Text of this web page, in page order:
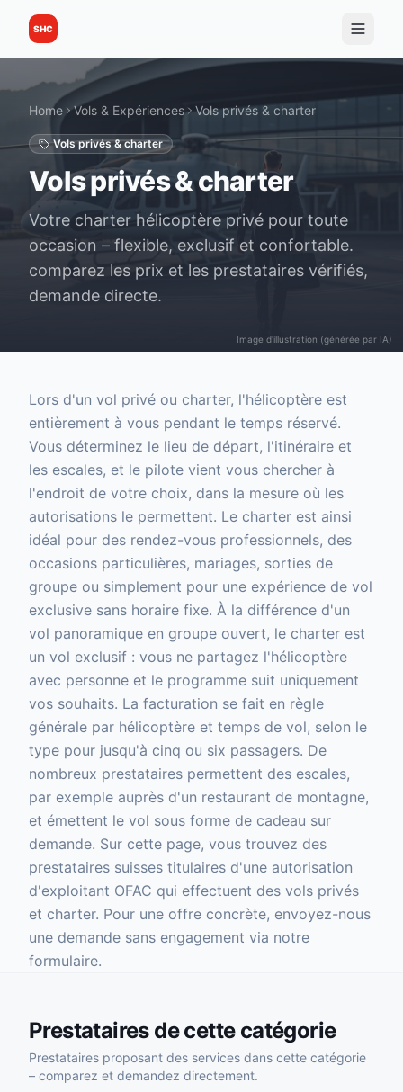
SHC
Image d'illustration (générée par IA)
Home Vols & Expériences Vols privés & charter
Vols privés & charter
Vols privés & charter
Votre charter hélicoptère privé pour toute
occasion – flexible, exclusif et confortable.
comparez les prix et les prestataires vérifiés,
demande directe.
Lors d'un vol privé ou charter, l'hélicoptère est
entièrement à vous pendant le temps réservé.
Vous déterminez le lieu de départ, l'itinéraire et
les escales, et le pilote vient vous chercher à
l'endroit de votre choix, dans la mesure où les
autorisations le permettent. Le charter est ainsi
idéal pour des rendez-vous professionnels, des
occasions particulières, mariages, sorties de
groupe ou simplement pour une expérience de vol
exclusive sans horaire fixe. À la différence d'un
vol panoramique en groupe ouvert, le charter est
un vol exclusif : vous ne partagez l'hélicoptère
avec personne et le programme suit uniquement
vos souhaits. La facturation se fait en règle
générale par hélicoptère et temps de vol, selon le
type pour jusqu'à cinq ou six passagers. De
nombreux prestataires permettent des escales,
par exemple auprès d'un restaurant de montagne,
et émettent le vol sous forme de cadeau sur
demande. Sur cette page, vous trouvez des
prestataires suisses titulaires d'une autorisation
d'exploitant OFAC qui effectuent des vols privés
et charter. Pour une offre concrète, envoyez-nous
une demande sans engagement via notre
formulaire.
Prestataires de cette catégorie
Prestataires proposant des services dans cette catégorie
– comparez et demandez directement.